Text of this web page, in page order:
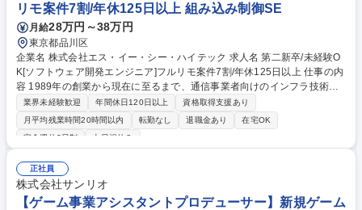
リモ案件7割/年休125日以上 組み込み制御SE
月給28万円～38万円
東京都品川区
企業名 株式会社エス・イー・シー・ハイテック 求人名 第二新卒/未経験O
K[ソフトウェア開発エンジニア]フルリモ案件7割/年休125日以上 仕事の内
容 1989年の創業から現在に至るまで、通信事業者向けのインフラ技術を
強みに、確かな実績を培ってきた当社にて、大手通信キャリア向けのアプ
リケーション、ミドルウェア、Linuxカーネルの開発をご担当いただきま
す。 [案件例]■通信キャリア向け5G基地局システムの開発/仮想化NWシス
ェア開発 他 [魅力/やりがい] 固定電話の交換機開発の時代から、携帯電話
の登場・ 発展を支えてきた長年のノウハウと信頼により、当社でなくては
出来ない 案件が多数ございます。 募集職種 第二新卒/未経験OK[ソフトウ
ェア開発エンジニア]フルリモ案件7割/年休125日以上
業界未経験歓迎 年間休日120日以上
資格取得支援あり
月平均残業時間20時間以内
転勤なし 退職金あり
在宅OK
完全週休2日制
土日祝休み
正社員
株式会社サンリオ
【ゲーム事業アシスタントプロデューサー】新規ゲーム